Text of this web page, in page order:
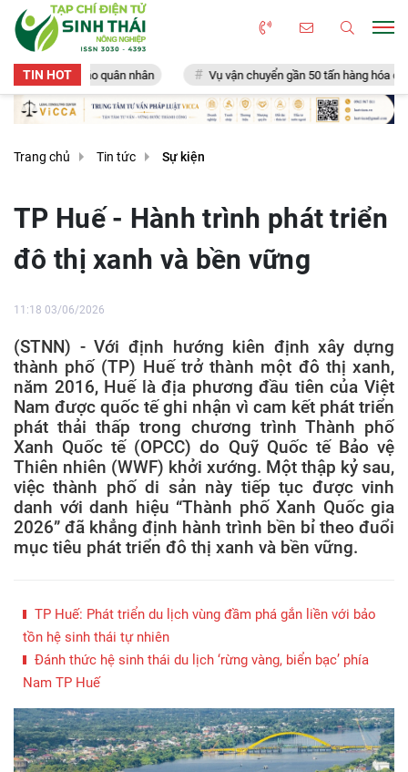
TIN HOT
nhân Vụ vận chuyển gần 50 tấn hàng hóa qua biên giới Quảng
Trang chủ Tin tức Sự kiện
TP Huế - Hành trình phát triển
đô thị xanh và bền vững
11:18 03/06/2026
(STNN) - Với định hướng kiên định xây dựng
thành phố (TP) Huế trở thành một đô thị xanh,
năm 2016, Huế là địa phương đầu tiên của Việt
Nam được quốc tế ghi nhận vì cam kết phát triển
phát thải thấp trong chương trình Thành phố
Xanh Quốc tế (OPCC) do Quỹ Quốc tế Bảo vệ
Thiên nhiên (WWF) khởi xướng. Một thập kỷ sau,
việc thành phố di sản này tiếp tục được vinh
danh với danh hiệu “Thành phố Xanh Quốc gia
2026” đã khẳng định hành trình bền bỉ theo đuổi
mục tiêu phát triển đô thị xanh và bền vững.
TP Huế: Phát triển du lịch vùng đầm phá gắn liền với bảo
tồn hệ sinh thái tự nhiên
Đánh thức hệ sinh thái du lịch ‘rừng vàng, biển bạc’ phía
Nam TP Huế